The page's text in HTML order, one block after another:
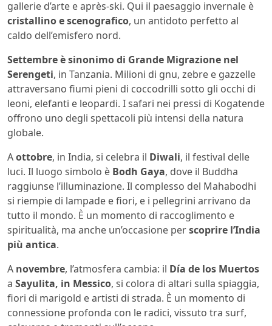
gallerie d’arte e après-ski. Qui il paesaggio invernale è
cristallino e scenografico, un antidoto perfetto al
caldo dell’emisfero nord.
Settembre è sinonimo di Grande Migrazione nel
Serengeti, in Tanzania. Milioni di gnu, zebre e gazzelle
attraversano fiumi pieni di coccodrilli sotto gli occhi di
leoni, elefanti e leopardi. I safari nei pressi di Kogatende
offrono uno degli spettacoli più intensi della natura
globale.
Aottobre, in India, si celebra il Diwali, il festival delle
luci. Il luogo simbolo è Bodh Gaya, dove il Buddha
raggiunse l’illuminazione. Il complesso del Mahabodhi
si riempie di lampade e fiori, e i pellegrini arrivano da
tutto il mondo. È un momento di raccoglimento e
spiritualità, ma anche un’occasione perscoprire l’India
più antica.
A novembre, l’atmosfera cambia: il Día de los Muertos
a Sayulita, in Messico, si colora di altari sulla spiaggia,
fiori di marigold e artisti di strada. È un momento di
connessione profonda con le radici, vissuto tra surf,